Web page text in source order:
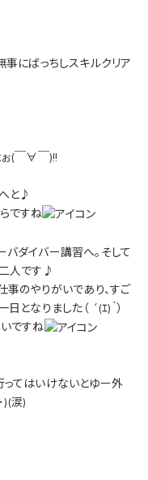
事にばっちしスキルクリア
ぉ(￣∀￣)!!
と♪
ですね
ダイバー講習へ。そして
人です♪
事のやりがいであり、すご
となりました（ ´(ｴ)｀）
ですね
てはいけないとゆー外
)(涙)